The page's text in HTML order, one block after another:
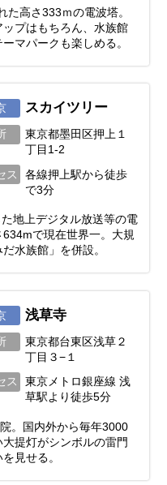
高さ333ｍの電波塔。
プはもちろん、水族館
マパークも楽しめる。
スカイツリー
東京都墨田区押上１
丁目1-2
ス
各線押上駅から徒歩
で3分
地上デジタル放送等の電
で現在世界一。大規
水族館」を併設。
浅草寺
東京都台東区浅草２
丁目３−１
ス
東京メトロ銀座線 浅
草駅より徒歩5分
。国内外から毎年3000
提灯がシンボルの雷門
見せる。